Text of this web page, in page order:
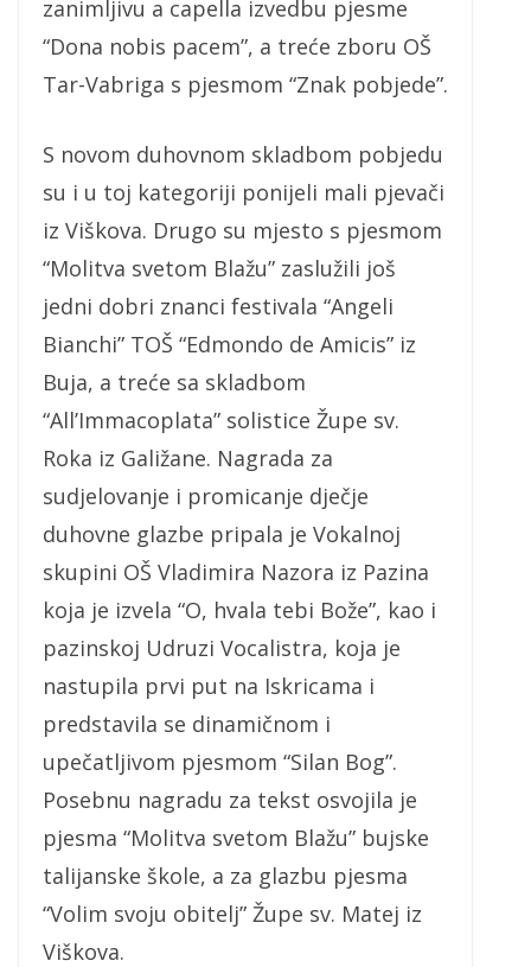
zanimljivu a capella izvedbu pjesme
“Dona nobis pacem”, a treće zboru OŠ
Tar-Vabriga s pjesmom “Znak pobjede”.
S novom duhovnom skladbom pobjedu
su i u toj kategoriji ponijeli mali pjevači
iz Viškova. Drugo su mjesto s pjesmom
“Molitva svetom Blažu” zaslužili još
jedni dobri znanci festivala “Angeli
Bianchi” TOŠ “Edmondo de Amicis” iz
Buja, a treće sa skladbom
“All’Immacoplata” solistice Župe sv.
Roka iz Galižane. Nagrada za
sudjelovanje i promicanje dječje
duhovne glazbe pripala je Vokalnoj
skupini OŠ Vladimira Nazora iz Pazina
koja je izvela “O, hvala tebi Bože”, kao i
pazinskoj Udruzi Vocalistra, koja je
nastupila prvi put na Iskricama i
predstavila se dinamičnom i
upečatljivom pjesmom “Silan Bog”.
Posebnu nagradu za tekst osvojila je
pjesma “Molitva svetom Blažu” bujske
talijanske škole, a za glazbu pjesma
“Volim svoju obitelj” Župe sv. Matej iz
Viškova.